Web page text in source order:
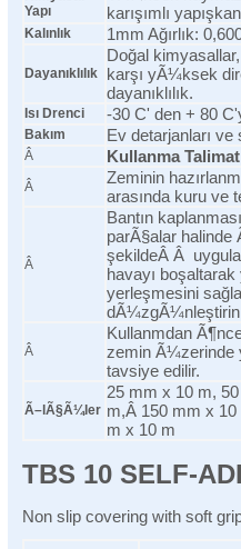
Yapı
karışımlı
Kalınlık 1mm Ağırlık:
Dayanıklılık
Doğal
karşı yÃ¼ksek
dayanıklılık.
Isı Drenci -30 C' den + 80
Bakım Ev detarjanları
Â Kullanma
Â
Zeminin
arasında kuru ve
Â
Bantın
parÃ§alar halinde
şekildeÂ Â
havayı
yerleşmesini
Â
Kullanmdan
zemin Ã¼zerinde
tavsiye edilir.
Ã–lÃ§Ã¼ler
25 mm x 10 m,
m,Â 150 mm x
m x 10 m
TBS 10 SELF-
Non slip covering with soft